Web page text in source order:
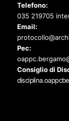
Telefono:
035 219705
Email:
Pec:
Consiglio di